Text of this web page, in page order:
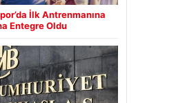
İlk Antrenmanına
Entegre Oldu